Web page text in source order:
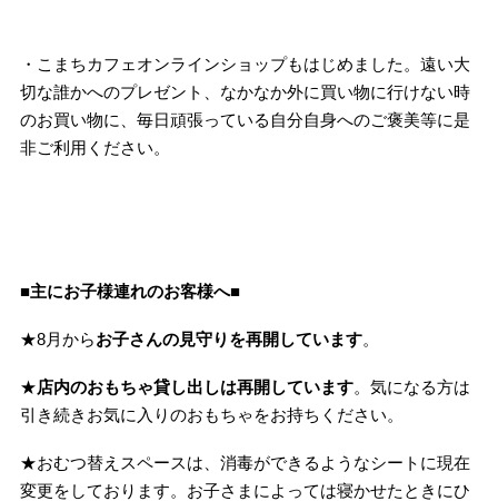
・こまちカフェオンラインショップもはじめました。遠い大
切な誰かへのプレゼント、なかなか外に買い物に行けない時
のお買い物に、毎日頑張っている自分自身へのご褒美等に是
非ご利用ください。
■主にお子様連れのお客様へ■
★8月からお子さんの見守りを再開しています。
★店内のおもちゃ貸し出しは再開しています。気になる方は
引き続きお気に入りのおもちゃをお持ちください。
★おむつ替えスペースは、消毒ができるようなシートに現在
変更をしております。お子さまによっては寝かせたときにひ